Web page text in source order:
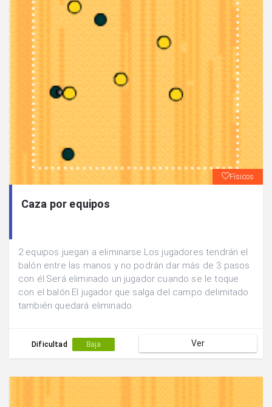
Físicos
Caza por equipos
2 equipos juegan a eliminarse.Los jugadores tendrán el
balón entre las manos y no podrán dar más de 3 pasos
con él.Será eliminado un jugador cuando se le toque
con el balón.El jugador que salga del campo delimitado
también quedará eliminado.
Dificultad Baja Ver